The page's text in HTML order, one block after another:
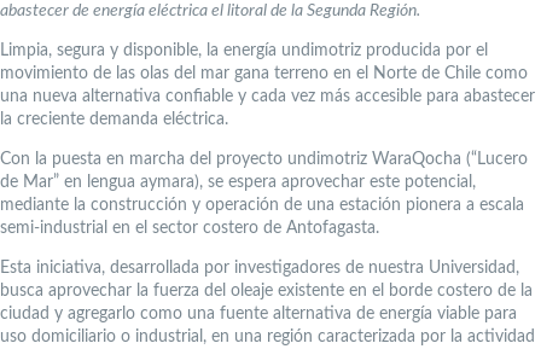
abastecer de energía eléctrica el litoral de la Segunda Región.
Limpia, segura y disponible, la energía undimotriz producida por el
movimiento de las olas del mar gana terreno en el Norte de Chile como
una nueva alternativa confiable y cada vez más accesible para abastecer
la creciente demanda eléctrica.
Con la puesta en marcha del proyecto undimotriz WaraQocha (“Lucero
de Mar” en lengua aymara), se espera aprovechar este potencial,
mediante la construcción y operación de una estación pionera a escala
semi-industrial en el sector costero de Antofagasta.
Esta iniciativa, desarrollada por investigadores de nuestra Universidad,
busca aprovechar la fuerza del oleaje existente en el borde costero de la
ciudad y agregarlo como una fuente alternativa de energía viable para
uso domiciliario o industrial, en una región caracterizada por la actividad